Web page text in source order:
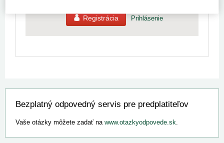
Registrácia Prihlásenie
Bezplatný odpovedný servis pre predplatiteľov
Vaše otázky môžete zadať na www.otazkyodpovede.sk.